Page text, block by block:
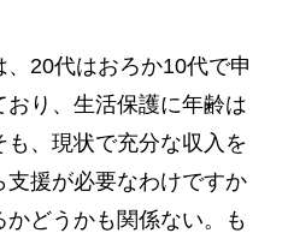
、20代はおろか10代で申
り、生活保護に年齢は
、現状で充分な収入を
援が必要なわけですか
どうかも関係ない。も